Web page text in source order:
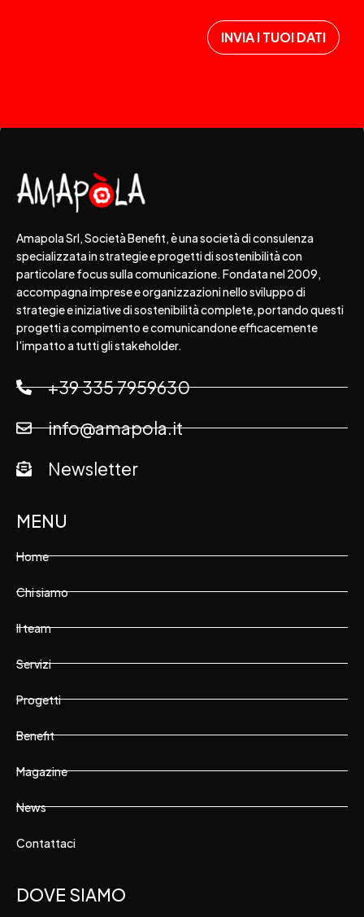
Amapola Srl, Società Benefit, è una società di consulenza
specializzata in strategie e progetti di sostenibilità con
particolare focus sulla comunicazione. Fondata nel 2009,
accompagna imprese e organizzazioni nello sviluppo di
strategie e iniziative di sostenibilità complete, portando questi
progetti a compimento e comunicandone efficacemente
l'impatto a tutti gli stakeholder.
+39 335 7959630
info@amapola.it
Newsletter
MENU
Home
Chi siamo
Il team
Servizi
Progetti
Benefit
Magazine
News
Contattaci
DOVE SIAMO